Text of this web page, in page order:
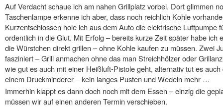
Auf Verdacht schaue ich am nahen Grillplatz vorbei. Dort glimmen
Taschenlampe erkenne ich aber, dass noch reichlich Kohle
Kurzentschlossen hole ich aus dem Auto die elektrische Luftpumpe
ordentlich in die Glut. Mit Erfolg – bereits kurze Zeit später habe ich
die Würstchen direkt grillen – ohne Kohle kaufen zu müssen. Zwei
fasziniert – Grill anmachen ohne das man Streichhölzer oder
wie gut es auch mit einer Heißluft-Pistole geht, alternativ tut es
einem Druckminderer – kein langes Pusten und Wedeln mehr …
Immerhin klappt es dann doch noch mit dem Essen – einzig die
müssen wir auf einen anderen Termin verschieben.